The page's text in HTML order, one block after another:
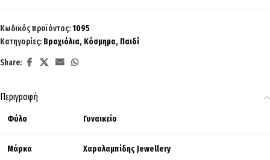
Κωδικός προϊόντος:1095
Κατηγορίες: Βραχιόλια, Κόσμημα, Παιδί
Share:
Περιγραφή
Φύλο Γυναικείο
Μάρκα Χαραλαμπίδης Jewellery